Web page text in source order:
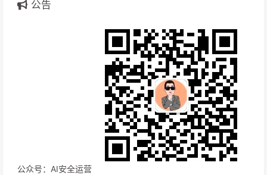
公告
公众号：AI安全运营